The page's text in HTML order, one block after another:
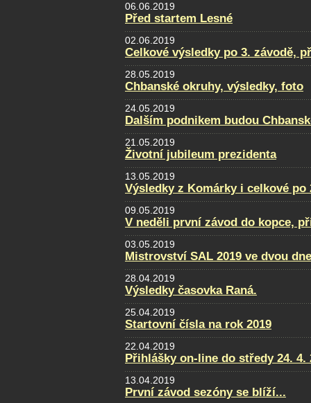
06.06.2019
Před startem Lesné
02.06.2019
Celkové výsledky po 3. závodě,
28.05.2019
Chbanské okruhy, výsledky, foto
24.05.2019
Dalším podnikem budou
21.05.2019
Životní jubileum prezidenta
13.05.2019
Výsledky z Komárky i celkové po
09.05.2019
V neděli první závod do kopce,
03.05.2019
Mistrovství SAL 2019 ve dvou
28.04.2019
Výsledky časovka Raná.
25.04.2019
Startovní čísla na rok 2019
22.04.2019
Přihlášky on-line do středy 24. 4.
13.04.2019
První závod sezóny se blíží...